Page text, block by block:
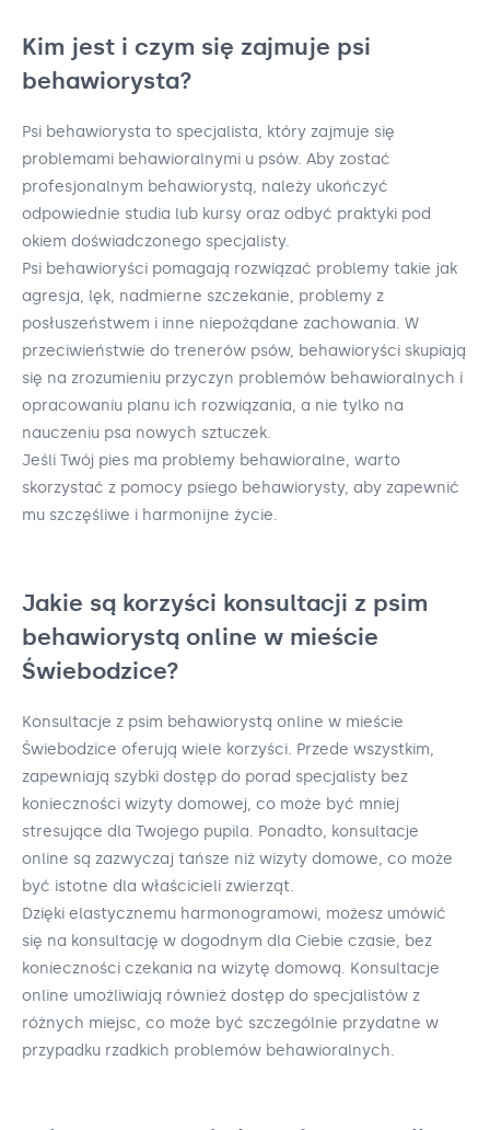
Kim jest i czym się zajmuje psi
behawiorysta?
Psi behawiorysta to specjalista, który zajmuje się
problemami behawioralnymi u psów. Aby zostać
profesjonalnym behawiorystą, należy ukończyć
odpowiednie studia lub kursy oraz odbyć praktyki pod
okiem doświadczonego specjalisty.
Psi behawioryści pomagają rozwiązać problemy takie jak
agresja, lęk, nadmierne szczekanie, problemy z
posłuszeństwem i inne niepożądane zachowania. W
przeciwieństwie do trenerów psów, behawioryści skupiają
się na zrozumieniu przyczyn problemów behawioralnych i
opracowaniu planu ich rozwiązania, a nie tylko na
nauczeniu psa nowych sztuczek.
Jeśli Twój pies ma problemy behawioralne, warto
skorzystać z pomocy psiego behawiorysty, aby zapewnić
mu szczęśliwe i harmonijne życie.
Jakie są korzyści konsultacji z psim
behawiorystą online w mieście
Świebodzice?
Konsultacje z psim behawiorystą online w mieście
Świebodzice oferują wiele korzyści. Przede wszystkim,
zapewniają szybki dostęp do porad specjalisty bez
konieczności wizyty domowej, co może być mniej
stresujące dla Twojego pupila. Ponadto, konsultacje
online są zazwyczaj tańsze niż wizyty domowe, co może
być istotne dla właścicieli zwierząt.
Dzięki elastycznemu harmonogramowi, możesz umówić
się na konsultację w dogodnym dla Ciebie czasie, bez
konieczności czekania na wizytę domową. Konsultacje
online umożliwiają również dostęp do specjalistów z
różnych miejsc, co może być szczególnie przydatne w
przypadku rzadkich problemów behawioralnych.